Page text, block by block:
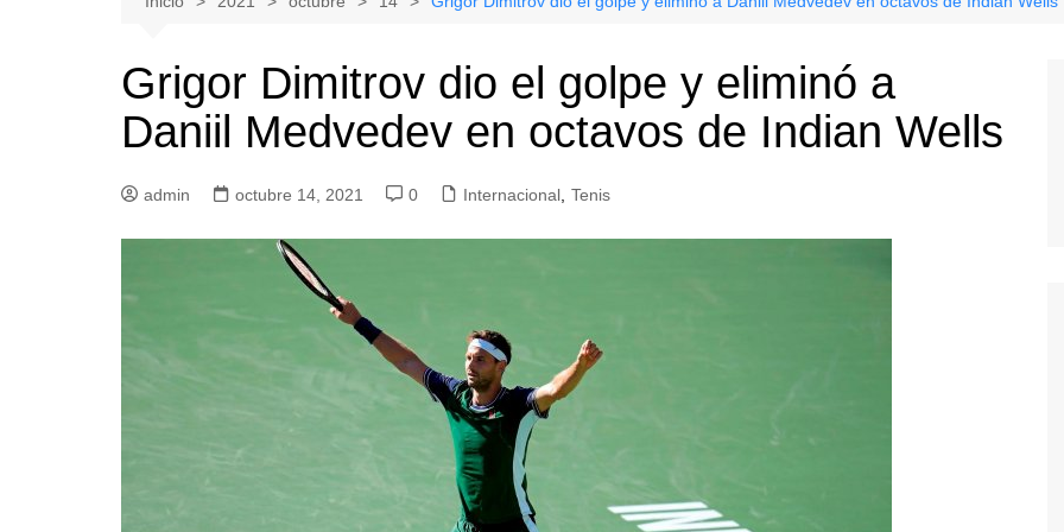
Tenis
Boxeo
Gimnasia
Licantén
Rauco
Sagrada Familia
Teno
Vichuquén
Grigor Dimitrov dio el golpe y eliminó a
Daniil Medvedev en octavos de Indian Wells
admin octubre 14, 2021 0 Internacional, Tenis